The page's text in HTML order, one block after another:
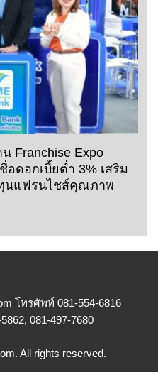
Franchise Expo
ดอกเบี้ยต่ำ 3% เสริม
นแฟรนไชส์คุณภาพ
โทรศัพท์ 081-554-6816
081-497-7680
All rights reserved.